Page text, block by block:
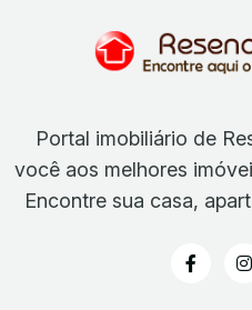
ficará com os móveis
condicionado da suíte.
oportunidade de conhecer
para você e sua família.
Portal imobiliário de
você aos melhores
Encontre sua casa,